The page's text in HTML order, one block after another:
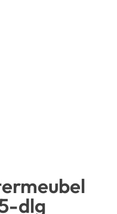
dlg